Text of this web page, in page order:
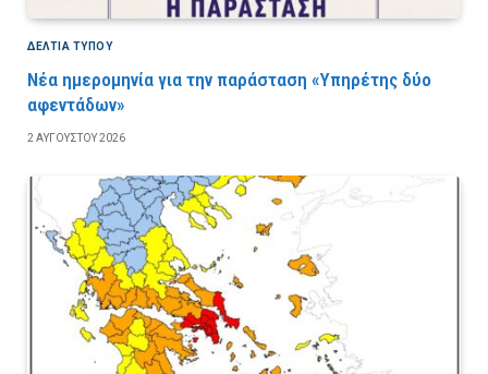
ΔΕΛΤΙΑ ΤΥΠΟΥ
Νέα ημερομηνία για την παράσταση «Υπηρέτης δύο
αφεντάδων»
2 ΑΥΓΟΎΣΤΟΥ 2026